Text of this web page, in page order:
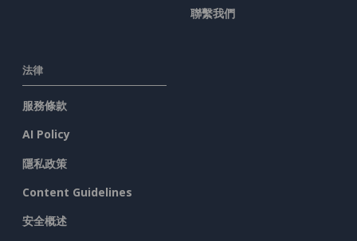
聯繫我們
法律
服務條款
AI Policy
隱私政策
Content Guidelines
安全概述